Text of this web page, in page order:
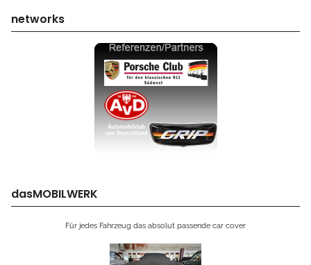
networks
dasMOBILWERK
Für jedes Fahrzeug das absolut passende car cover